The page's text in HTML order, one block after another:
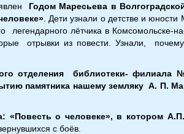
Годом Маресьева в
. Дети узнали о детстве и юности
лётчика в Комсомольске-
отрывки из повести. Узнали,
отделения библиотеки-
памятника нашему земляку А. П.
«Повесть о человеке», в котором
с боёв.